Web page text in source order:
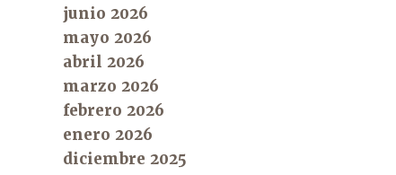
junio 2026
mayo 2026
abril 2026
marzo 2026
febrero 2026
enero 2026
diciembre 2025